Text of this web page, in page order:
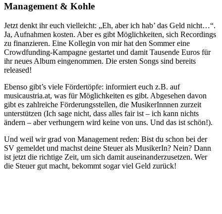
Management & Kohle
Jetzt denkt ihr euch vielleicht: „Eh, aber ich hab’ das Geld nicht…“.
Ja, Aufnahmen kosten. Aber es gibt Möglichkeiten, sich Recordings
zu finanzieren. Eine Kollegin von mir hat den Sommer eine
Crowdfunding-Kampagne gestartet und damit Tausende Euros für
ihr neues Album eingenommen. Die ersten Songs sind bereits
released!
Ebenso gibt’s viele Fördertöpfe: informiert euch z.B. auf
musicaustria.at, was für Möglichkeiten es gibt. Abgesehen davon
gibt es zahlreiche Förderungsstellen, die MusikerInnnen zurzeit
unterstützen (Ich sage nicht, dass alles fair ist – ich kann nichts
ändern – aber verhungern wird keine von uns. Und das ist schön!).
Und weil wir grad von Management reden: Bist du schon bei der
SV gemeldet und machst deine Steuer als MusikerIn? Nein? Dann
ist jetzt die richtige Zeit, um sich damit auseinanderzusetzen. Wer
die Steuer gut macht, bekommt sogar viel Geld zurück!